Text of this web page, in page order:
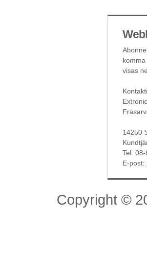
visas
14250
Tel:
E-post:
Copyright ©